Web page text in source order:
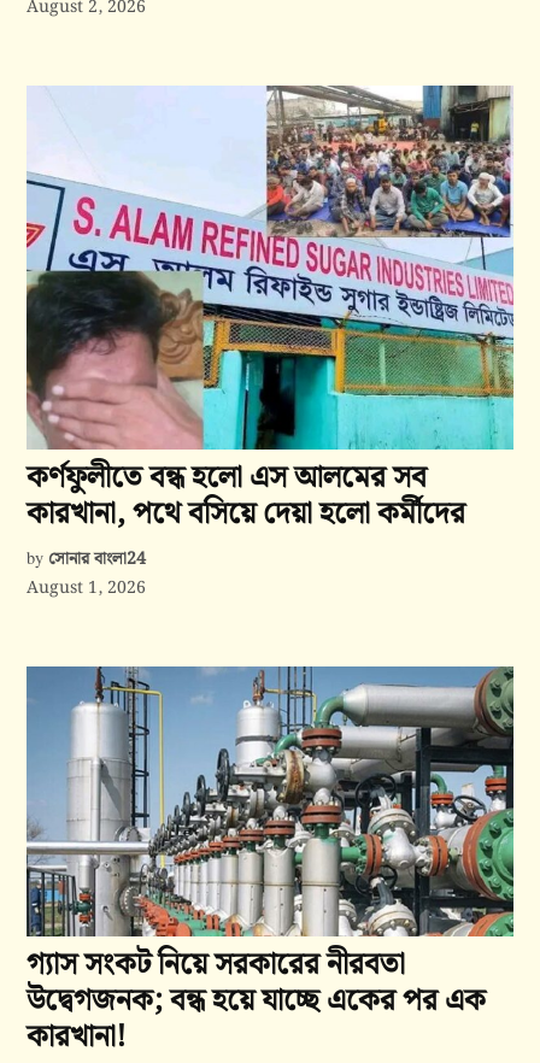
August 2, 2026
কর্ণফুলীতে বন্ধ হলো এস আলমের সব
কারখানা, পথে বসিয়ে দেয়া হলো কর্মীদের
by সোনার বাংলা24
August 1, 2026
গ্যাস সংকট নিয়ে সরকারের নীরবতা
উদ্বেগজনক; বন্ধ হয়ে যাচ্ছে একের পর এক
কারখানা!